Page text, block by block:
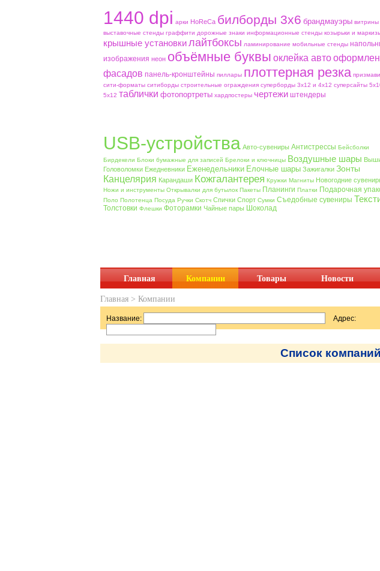
1440 dpi aрки HoReCa билборды 3х6 брандмауэры витрины
выставочные стенды граффити дорожные знаки информационные стенды козырьки и
крышные установкилайтбоксы ламинирование мобильные стенды
изображения неон объёмные буквы оклейка авто
фасадов панель-кронштейны пиллары плоттерная резка
сити-форматы ситиборды строительные ограждения суперборды 3х12 и 4х12 суперсайты
5х12 таблички фотопортреты хардпостеры чертежи штендеры
USB-устройства Авто-сувениры Антистрессы Бейсболки
Бирдекели Блоки бумажные для записей Брелоки и ключницы Воздушные шары
Головоломки Ежедневники Еженедельники Елочные шары Зажигалки Зонты
Канцелярия Карандаши Кожгалантерея Кружки Магниты Новогодние
Ножи и инструменты Открывалки для бутылок Пакеты Планинги Платки Подарочная
Поло Полотенца Посуда Ручки Скотч Спички Спорт Сумки Съедобные сувениры
Толстовки Флешки Фоторамки Чайные пары Шоколад
Главная Компании Товары Новости
Главная > Компании
Название: Адрес:
Список компаний